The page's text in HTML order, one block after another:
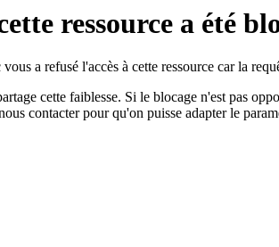
ressource a été
a refusé l'accès à cette ressource car la
cette faiblesse. Si le blocage n'est pas
contacter pour qu'on puisse adapter le